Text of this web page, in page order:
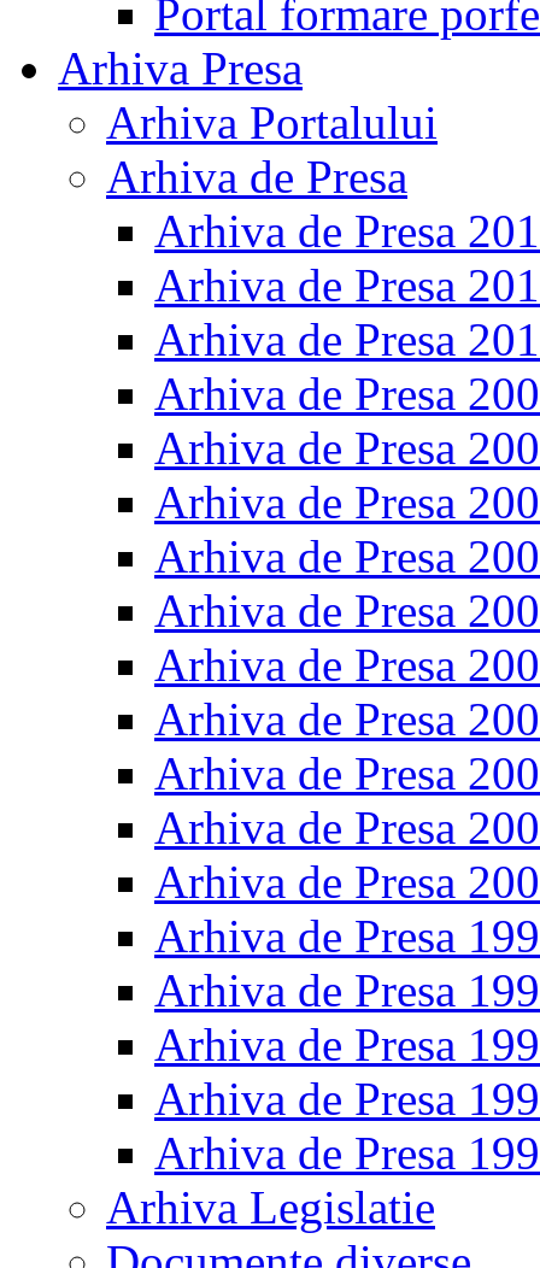
Portal formare
Arhiva Presa
Arhiva Portalului
Arhiva de Presa
Arhiva de Presa
Arhiva de Presa
Arhiva de Presa
Arhiva de Presa
Arhiva de Presa
Arhiva de Presa
Arhiva de Presa
Arhiva de Presa
Arhiva de Presa
Arhiva de Presa
Arhiva de Presa
Arhiva de Presa
Arhiva de Presa
Arhiva de Presa
Arhiva de Presa
Arhiva de Presa
Arhiva de Presa
Arhiva de Presa
Arhiva Legislatie